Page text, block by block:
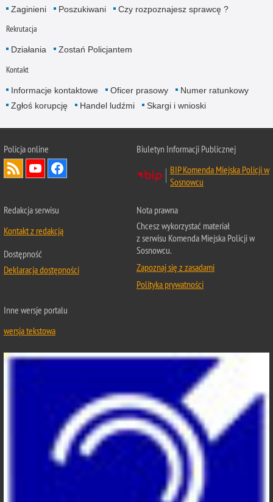
Zaginieni Poszukiwani Czy rozpoznajesz sprawcę ?
Rekrutacja
Działania Zostań Policjantem
Kontakt
Informacje kontaktowe Oficer prasowy
Numer ratunkowy
Zgłoś korupcję
Handel ludźmi Skargi i wnioski
Policja online
Biuletyn Informacji Publicznej
BIP Komenda Miejska Policji w
Sosnowcu
Redakcja serwisu
Kontakt z redakcją
Dostępność
Deklaracja dostępności
Nota prawna
Chcesz wykorzystać materiał
z serwisu Komenda Miejska Policji w
Sosnowcu.
Zapoznaj się z zasadami
Polityka prywatności
Inne wersje portalu
wersja tekstowa